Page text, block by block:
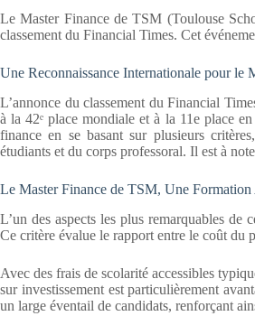
Le Master Finance de TSM (Toulouse
classement du Financial Times. Cet
Une Reconnaissance Internationale pour le
L’annonce du classement du Financial
à la 42ᵉ place mondiale et à la 11e place
finance en se basant sur plusieurs
étudiants et du corps professoral. Il est à
Le Master Finance de TSM, Une Formation
L’un des aspects les plus remarquables
Ce critère évalue le rapport entre le coût du
Avec des frais de scolarité accessibles
sur investissement est particulièrement
un large éventail de candidats, renforçant